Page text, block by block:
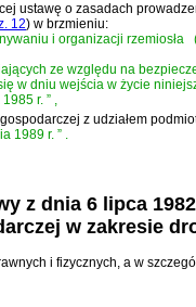
ustawę o zasadach
12) w brzmieniu:
i organizacji rzemiosła
ze względu na
w dniu wejścia w życie
r. ” ,
z udziałem
1989 r. ”
z dnia 6 lipca
w zakresie
i fizycznych, a w